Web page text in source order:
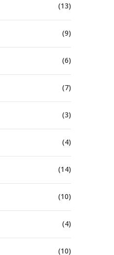
(13)
(9)
(6)
(7)
(3)
(4)
(14)
(10)
(4)
(10)